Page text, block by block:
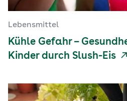
Lebensmittel
Kühle Gefahr –
Kinder durch Slush-Eis